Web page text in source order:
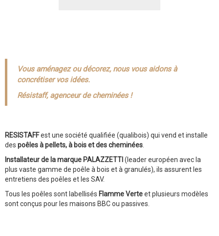
Vous aménagez ou décorez, nous vous aidons à
concrétiser vos idées.
Résistaff, agenceur de cheminées !
RESISTAFFest une société qualifiée (qualibois) qui vend et installe
des poêles à pellets, à bois et des cheminées
Installateur de la marque PALAZZETTI (leader européen avec la
plus vaste gamme de poêle à bois et à granulés), ils assurent les
entretiens des poêles et les SAV.
Tous les poêles sont labellisés Flamme Verteet plusieurs modèles
sont conçus pour les maisons BBC ou passives.